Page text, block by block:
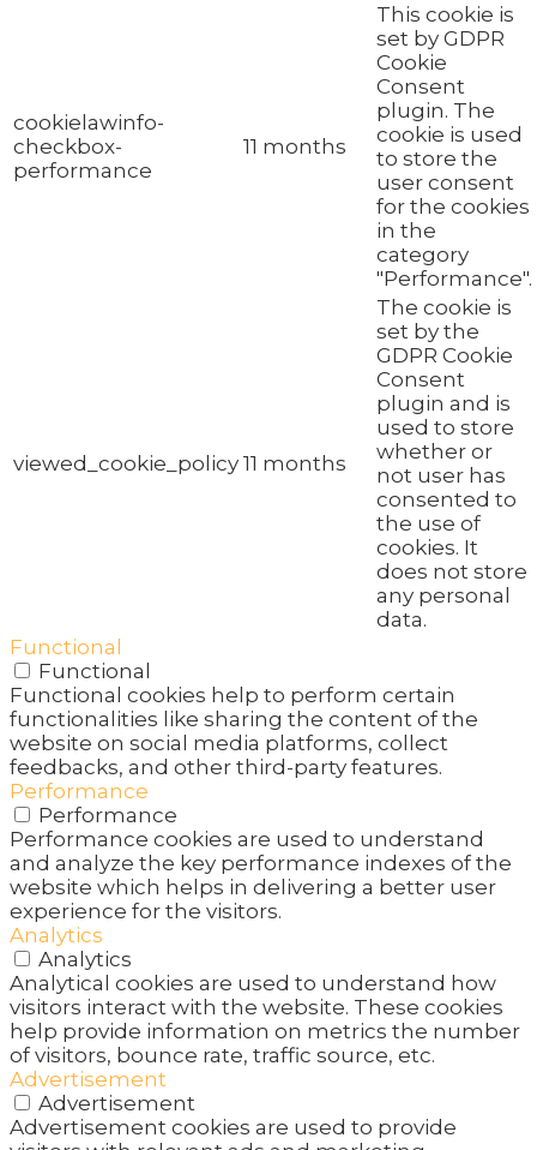
cookielawinfo-
checkbox-
performance
11 months
This cookie is
set by GDPR
Cookie
Consent
plugin. The
cookie is used
to store the
user consent
for the cookies
in the
category
"Performance".
viewed_cookie_policy 11 months
The cookie is
set by the
GDPR Cookie
Consent
plugin and is
used to store
whether or
not user has
consented to
the use of
cookies. It
does not store
any personal
data.
Functional
Functional
Functional cookies help to perform certain
functionalities like sharing the content of the
website on social media platforms, collect
feedbacks, and other third-party features.
Performance
Performance
Performance cookies are used to understand
and analyze the key performance indexes of the
website which helps in delivering a better user
experience for the visitors.
Analytics
Analytics
Analytical cookies are used to understand how
visitors interact with the website. These cookies
help provide information on metrics the number
of visitors, bounce rate, traffic source, etc.
Advertisement
Advertisement
Advertisement cookies are used to provide